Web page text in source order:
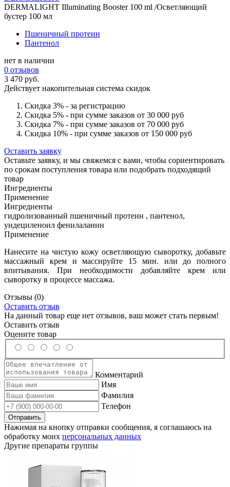
DERMALIGHT Illuminating Booster 100 ml /Осветляющий
бустер 100 мл
Пшеничный протеин
Пантенол
нет в наличии
0 отзывов
3 470 руб.
Действует накопительная система скидок
Скидка 3% - за регистрацию
Скидка 5% - при сумме заказов от 30 000 руб
Скидка 7% - при сумме заказов от 70 000 руб
Скидка 10% - при сумме заказов от 150 000 руб
Оставить заявку
Оставьте заявку, и мы свяжемся с вами, чтобы сориентировать
по срокам поступления товара или подобрать подходящий
товар
Ингредиенты
Применение
Ингредиенты
гидролизованный пшеничный протеин , пантенол,
ундециленоил фенилаланин
Применение
Нанесите на чистую кожу осветляющую сыворотку, добавьте
массажный крем и массируйте 15 мин. или до полного
впитывания. При необходимости добавляйте крем или
сыворотку в процессе массажа.
Отзывы (0)
Оставить отзыв
На данный товар еще нет отзывов, ваш может стать первым!
Оставить отзыв
Оцените товар
Комментарий
Имя
Фамилия
Телефон
Нажимая на кнопку отправки сообщения, я соглашаюсь на
обработку моих персональных данных
Другие препараты группы